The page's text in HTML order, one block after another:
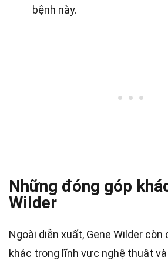
bệnh này.
Những đóng góp
Wilder
Ngoài diễn xuất, Gene Wilder còn
khác trong lĩnh vực nghệ thuật và